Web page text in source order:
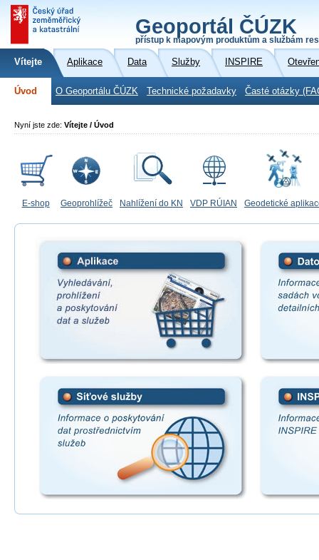
Geoportál ČÚZK
přístup k mapovým produktům a službám
Vítejte Aplikace Data Služby INSPIRE
Úvod O Geoportálu ČÚZK Technické požadavky Časté otázky
Nyní jste zde: Vítejte / Úvod
E-shop Geoprohlížeč Nahlížení do KN VDP RÚIAN Geodetické